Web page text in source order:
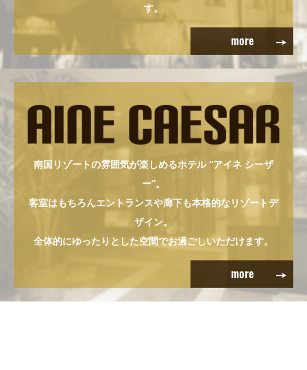
2023/09/04
シーザーリニューアルのご案内
ご利用ください。
リニューアル完了日に関しましては、決定次第ホームページにて
2023/08/10
8/11～8/20日は休日扱いとさせていただきます。また料金は土曜
2021/08/03
す。
more
南国リゾートの雰囲気が楽しめるホテル “アイネ シーザ
ー”。
客室はもちろんエントランスや廊下も本格的なリゾートデ
ザイン。
全体的にゆったりとした空間でお過ごしいただけます。
more